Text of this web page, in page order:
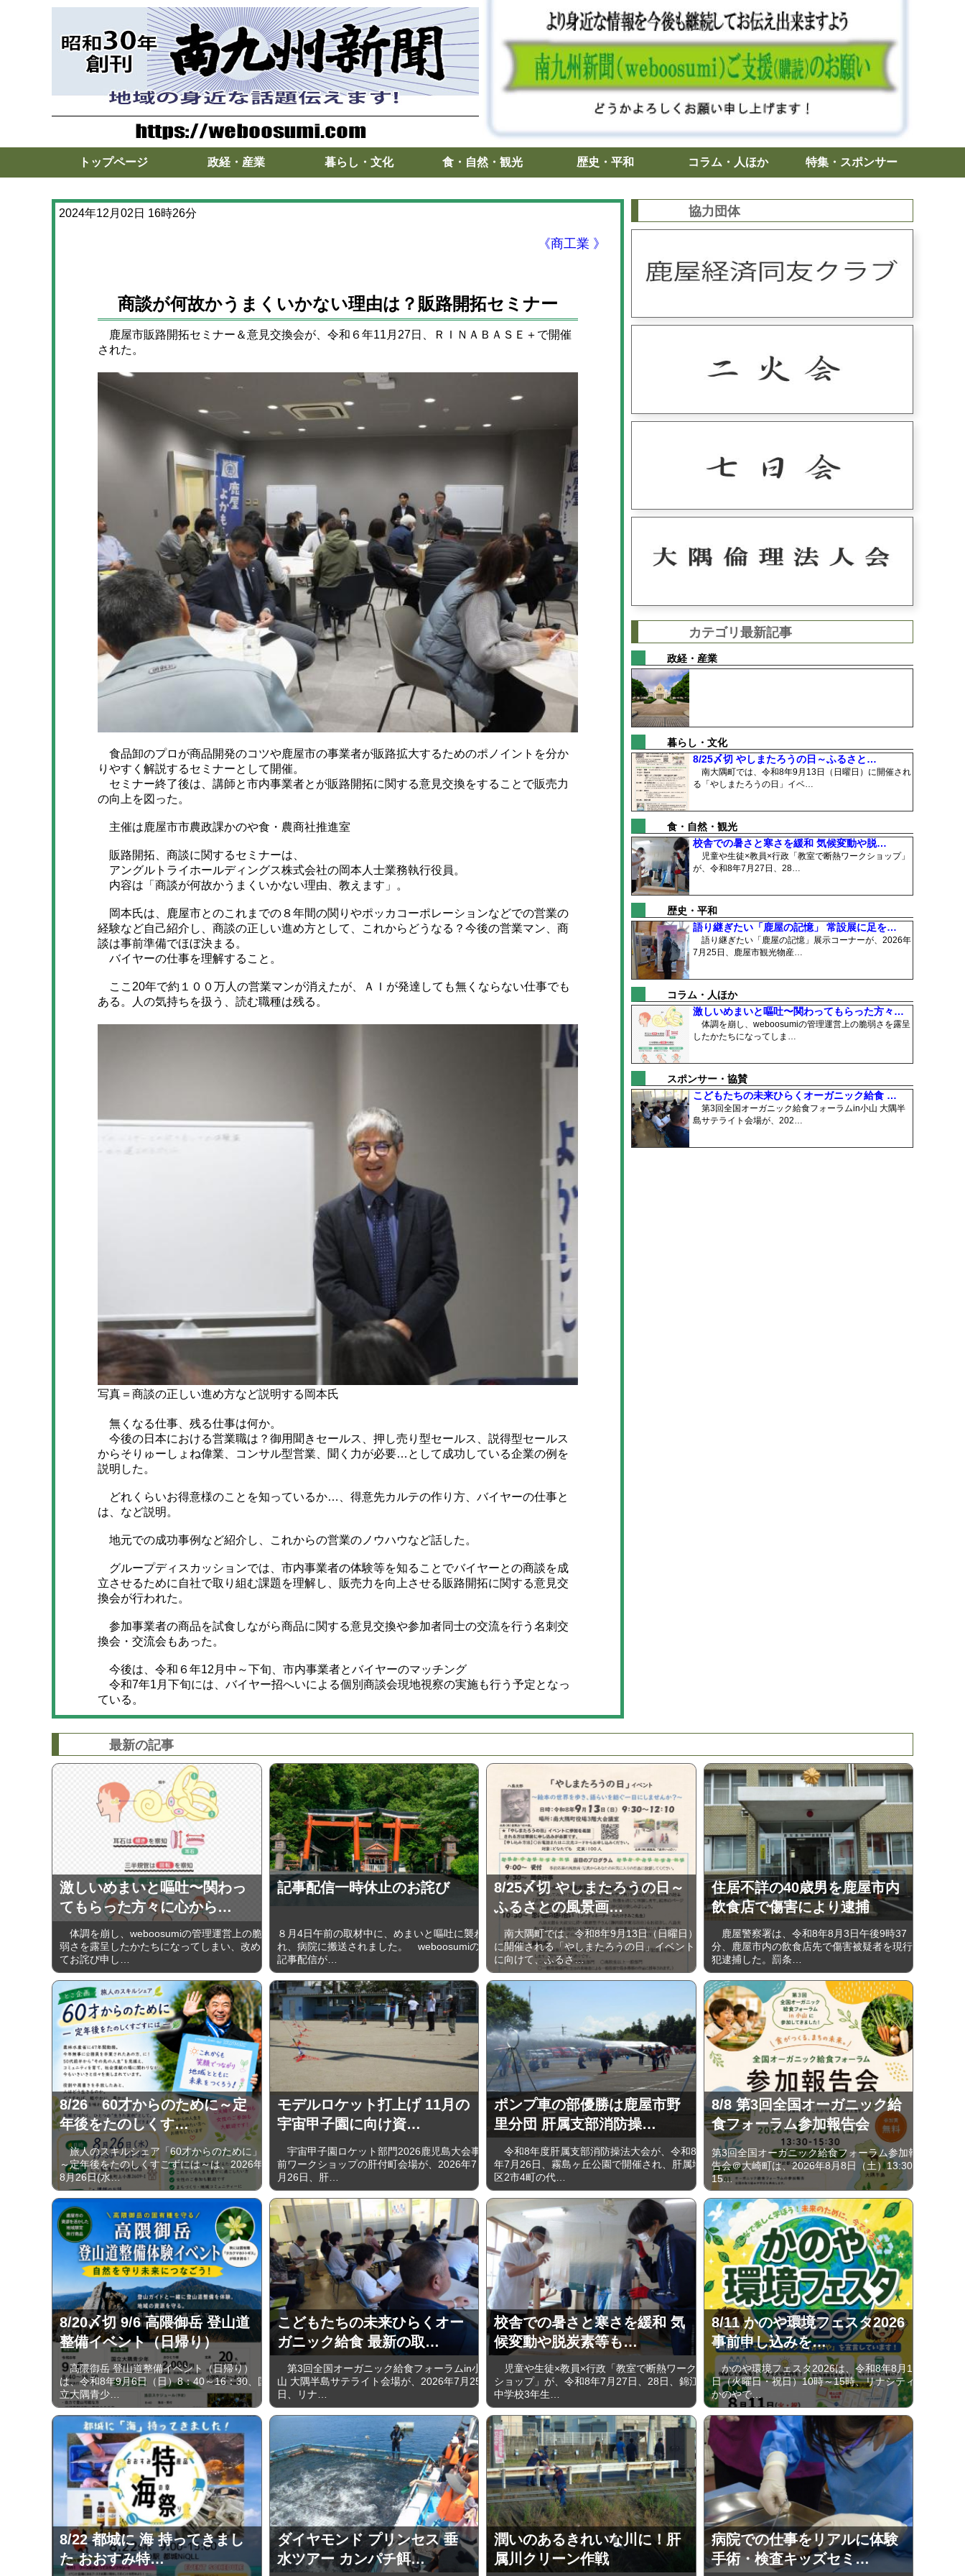
トップページ 政経・産業 暮らし・文化 食・自然・観光 歴史・平和 コラム・人ほか 特集・スポンサー
2024年12月02日 16時26分
《商工業 》
商談が何故かうまくいかない理由は？販路開拓セミナー
鹿屋市販路開拓セミナー＆意見交換会が、令和６年11月27日、ＲＩＮＡＢＡＳＥ＋で開催
された。
食品卸のプロが商品開発のコツや鹿屋市の事業者が販路拡大するためのポノイントを分か
りやすく解説するセミナーとして開催。
セミナー終了後は、講師と市内事業者とが販路開拓に関する意見交換をすることで販売力
の向上を図った。
主催は鹿屋市市農政課かのや食・農商社推進室
販路開拓、商談に関するセミナーは、
アングルトライホールディングス株式会社の岡本人士業務執行役員。
内容は「商談が何故かうまくいかない理由、教えます」。
岡本氏は、鹿屋市とのこれまでの８年間の関りやポッカコーポレーションなどでの営業の
経験など自己紹介し、商談の正しい進め方として、これからどうなる？今後の営業マン、商
談は事前準備でほぼ決まる。
バイヤーの仕事を理解すること。
ここ20年で約１００万人の営業マンが消えたが、ＡＩが発達しても無くならない仕事でも
ある。人の気持ちを扱う、読む職種は残る。
写真＝商談の正しい進め方など説明する岡本氏
無くなる仕事、残る仕事は何か。
今後の日本における営業職は？御用聞きセールス、押し売り型セールス、説得型セールス
からそりゅーしょね偉業、コンサル型営業、聞く力が必要…として成功している企業の例を
説明した。
どれくらいお得意様のことを知っているか…、得意先カルテの作り方、バイヤーの仕事と
は、など説明。
地元での成功事例など紹介し、これからの営業のノウハウなど話した。
グループディスカッションでは、市内事業者の体験等を知ることでバイヤーとの商談を成
立させるために自社で取り組む課題を理解し、販売力を向上させる販路開拓に関する意見交
換会が行われた。
参加事業者の商品を試食しながら商品に関する意見交換や参加者同士の交流を行う名刺交
換会・交流会もあった。
今後は、令和６年12月中～下旬、市内事業者とバイヤーのマッチング
令和7年1月下旬には、バイヤー招へいによる個別商談会現地視察の実施も行う予定となっ
ている。
協力団体
カテゴリ最新記事
政経・産業
暮らし・文化
8/25〆切 やしまたろうの日～ふるさと…
南大隅町では、令和8年9月13日（日曜日）に開催され
る「やしまたろうの日」イベ…
食・自然・観光
校舎での暑さと寒さを緩和 気候変動や脱…
児童や生徒×教員×行政「教室で断熱ワークショップ」
が、令和8年7月27日、28…
歴史・平和
語り継ぎたい「鹿屋の記憶」 常設展に足を…
語り継ぎたい「鹿屋の記憶」展示コーナーが、2026年
7月25日、鹿屋市観光物産…
コラム・人ほか
激しいめまいと嘔吐〜関わってもらった方々…
体調を崩し、weboosumiの管理運営上の脆弱さを露呈
したかたちになってしま…
スポンサー・協賛
こどもたちの未来ひらくオーガニック給食 …
第3回全国オーガニック給食フォーラムin小山 大隅半
島サテライト会場が、202…
最新の記事
激しいめまいと嘔吐〜関わっ
てもらった方々に心から…
体調を崩し、weboosumiの管理運営上の脆
弱さを露呈したかたちになってしまい、改め
てお詫び申し…
記事配信一時休止のお詫び
８月4日午前の取材中に、めまいと嘔吐に襲わ
れ、病院に搬送されました。 weboosumiの
記事配信が…
8/25〆切 やしまたろうの日～
ふるさとの風景画…
南大隅町では、令和8年9月13日（日曜日）
に開催される「やしまたろうの日」イベント
に向けて、ふるさ…
住居不詳の40歳男を鹿屋市内
飲食店で傷害により逮捕
鹿屋警察署は、令和8年8月3日午後9時37
分、鹿屋市内の飲食店先で傷害被疑者を現行
犯逮捕した。罰条…
8/26 60才からのために～定
年後をたのしくす…
旅人のスキルシェア「60才からのために」
～定年後をたのしくすごずには～は、2026年
8月26日(水…
モデルロケット打上げ 11月の
宇宙甲子園に向け資…
宇宙甲子園ロケット部門2026鹿児島大会事
前ワークショップの肝付町会場が、2026年7
月26日、肝…
ポンプ車の部優勝は鹿屋市野
里分団 肝属支部消防操…
令和8年度肝属支部消防操法大会が、令和8
年7月26日、霧島ヶ丘公園で開催され、肝属地
区2市4町の代…
8/8 第3回全国オーガニック給
食フォーラム参加報告会
第3回全国オーガニック給食フォーラム参加報
告会＠大崎町は、2026年8月8日（土）13:30-
15…
8/20〆切 9/6 高隈御岳 登山道
整備イベント（日帰り）
高隈御岳 登山道整備イベント（日帰り）
は、令和8年9月6日（日）8：40～16：30、国
立大隅青少…
こどもたちの未来ひらくオー
ガニック給食 最新の取…
第3回全国オーガニック給食フォーラムin小
山 大隅半島サテライト会場が、2026年7月25
日、リナ…
校舎での暑さと寒さを緩和 気
候変動や脱炭素等も…
児童や生徒×教員×行政「教室で断熱ワーク
ショップ」が、令和8年7月27日、28日、錦江
中学校3年生…
8/11 かのや環境フェスタ2026
事前申し込みを…
かのや環境フェスタ2026は、令和8年8月11
日（火曜日・祝日）10時～15時、リナシティ
かのやで…
8/22 都城に 海 持ってきまし
た おおすみ特…
ダイヤモンド プリンセス 垂
水ツアー カンパチ餌…
潤いのあるきれいな川に！肝
属川クリーン作戦
病院での仕事をリアルに体験
手術・検査キッズセミ…